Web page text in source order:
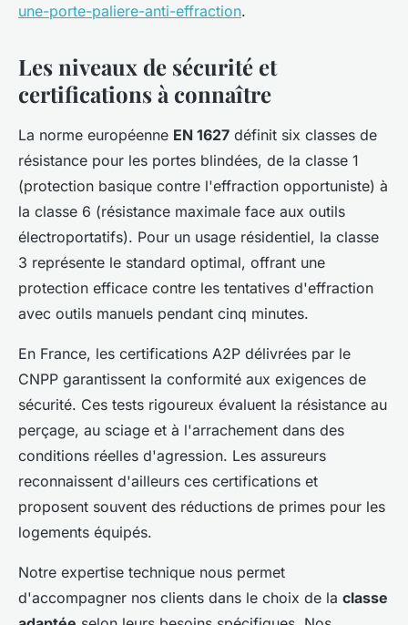
une-porte-paliere-anti-effraction.
Les niveaux de sécurité et
certifications à connaître
La norme européenne EN 1627 définit six classes de
résistance pour les portes blindées, de la classe 1
(protection basique contre l'effraction opportuniste) à
la classe 6 (résistance maximale face aux outils
électroportatifs). Pour un usage résidentiel, la classe
3 représente le standard optimal, offrant une
protection efficace contre les tentatives d'effraction
avec outils manuels pendant cinq minutes.
En France, les certifications A2P délivrées par le
CNPP garantissent la conformité aux exigences de
sécurité. Ces tests rigoureux évaluent la résistance au
perçage, au sciage et à l'arrachement dans des
conditions réelles d'agression. Les assureurs
reconnaissent d'ailleurs ces certifications et
proposent souvent des réductions de primes pour les
logements équipés.
Notre expertise technique nous permet
d'accompagner nos clients dans le choix de la classe